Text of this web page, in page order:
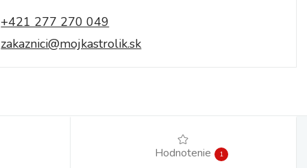
+421 277 270 049
zakaznici@mojkastrolik.sk
Hodnotenie 1